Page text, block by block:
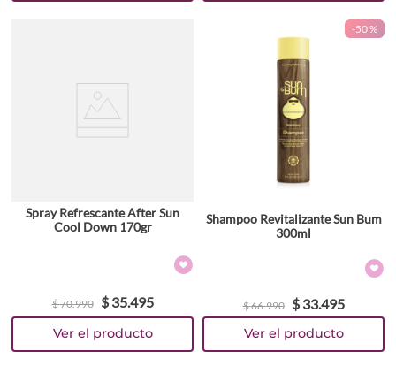
Spray Refrescante After Sun
Cool Down 170gr
$70.990 $ 35.495
-50 %
Shampoo Revitalizante Sun Bum
300ml
$66.990 $ 33.495